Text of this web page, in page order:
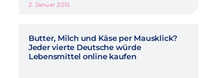
2. Januar 2015
Butter, Milch und Käse per Mausklick?
Jeder vierte Deutsche würde
Lebensmittel online kaufen